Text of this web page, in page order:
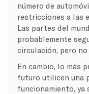
número de
restricciones a las
Las partes del
probablemente
circulación, pero no
En cambio, lo más
futuro utilicen una
funcionamiento, ya